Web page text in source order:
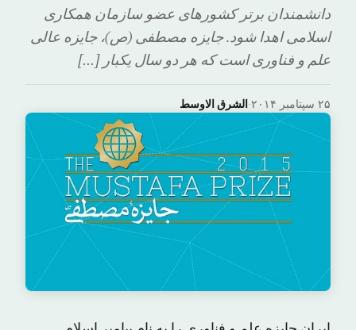
دانشمندان برتر کشورهای عضو سازمان همکاری
اسلامی اهدا شود. جایزه مصطفی (ص)، جایزه عالی
علم و فناوری است که هر دو سال یکبار […]
الشرق الاوسط· ۲۵ سپتامبر ۲۰۱۴